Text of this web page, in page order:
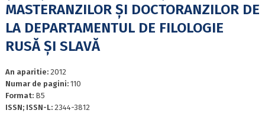
MASTERANZILOR ȘI DOCTORANZILOR DE
LA DEPARTAMENTUL DE FILOLOGIE
RUSĂ ȘI SLAVĂ
An aparitie: 2012
Numar de pagini: 110
Format: B5
ISSN; ISSN-L: 2344-3812